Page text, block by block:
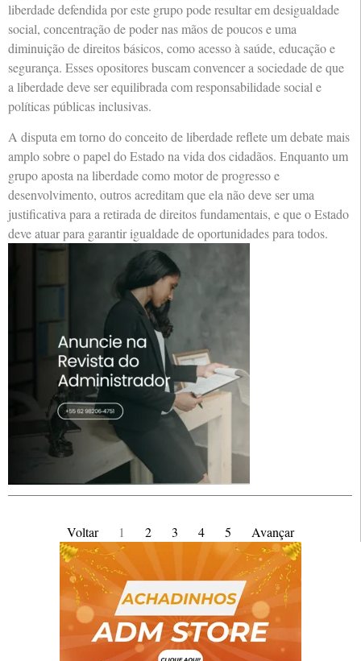
liberdade defendida por este grupo pode resultar em desigualdade
social, concentração de poder nas mãos de poucos e uma
diminuição de direitos básicos, como acesso à saúde, educação e
segurança. Esses opositores buscam convencer a sociedade de que
a liberdade deve ser equilibrada com responsabilidade social e
políticas públicas inclusivas.
A disputa em torno do conceito de liberdade reflete um debate mais
amplo sobre o papel do Estado na vida dos cidadãos. Enquanto um
grupo aposta na liberdade como motor de progresso e
desenvolvimento, outros acreditam que ela não deve ser uma
justificativa para a retirada de direitos fundamentais, e que o Estado
deve atuar para garantir igualdade de oportunidades para todos.
Voltar 1 2 3 4 5 Avançar